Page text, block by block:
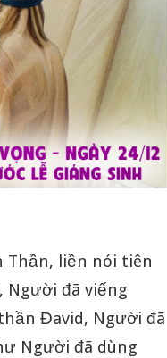
Thần, liền nói tiên
Người đã viếng
Đavid, Người đã
Người đã dùng